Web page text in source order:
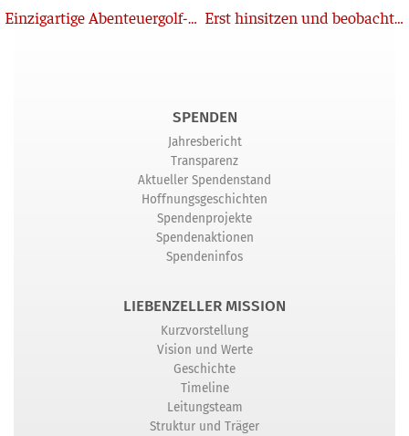
Zurück Einzigartige Abenteuergolf-Bahn im Monbachtal geplant Erst hinsitzen und beobachten – dann schaffen
SPENDEN
Jahresbericht
Transparenz
Aktueller Spendenstand
Hoffnungsgeschichten
Spendenprojekte
Spendenaktionen
Spendeninfos
LIEBENZELLER MISSION
Kurzvorstellung
Vision und Werte
Geschichte
Timeline
Leitungsteam
Struktur und Träger